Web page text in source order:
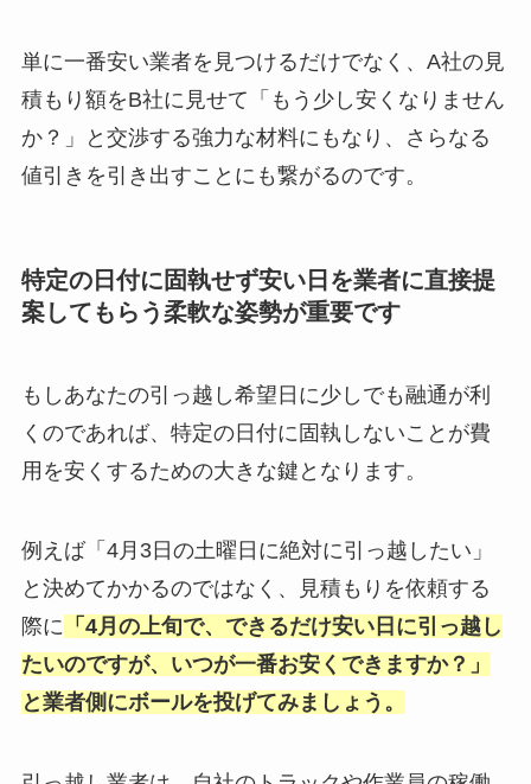
単に一番安い業者を見つけるだけでなく、A社の見
積もり額をB社に見せて「もう少し安くなりません
か？」と交渉する強力な材料にもなり、さらなる
値引きを引き出すことにも繋がるのです。
特定の日付に固執せず安い日を業者に直接提
案してもらう柔軟な姿勢が重要です
もしあなたの引っ越し希望日に少しでも融通が利
くのであれば、特定の日付に固執しないことが費
用を安くするための大きな鍵となります。
例えば「4月3日の土曜日に絶対に引っ越したい」
と決めてかかるのではなく、見積もりを依頼する
際に 「4月の上旬で、できるだけ安い日に引っ越し
たいのですが、いつが一番お安くできますか？」
と業者側にボールを投げてみましょう。